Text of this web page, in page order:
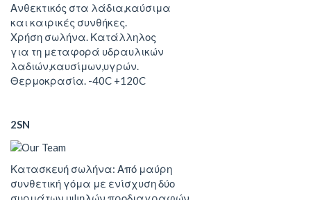
Ανθεκτικός στα λάδια,καύσιμα
και καιρικές συνθήκες.
Χρήση σωλήνα. Κατάλληλος
για τη μεταφορά υδραυλικών
λαδιών,καυσίμων,υγρών.
Θερμοκρασία. -40C +120C
2SN
Κατασκευή σωλήνα: Από μαύρη
συνθετική γόμα με ενίσχυση δύο